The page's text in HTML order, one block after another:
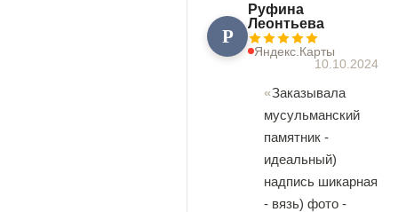
Р
Руфина
Леонтьева
Яндекс.Карты
10.10.2024
Заказывала
мусульманский
памятник -
идеальный)
надпись шикарная
- вязь) фото -